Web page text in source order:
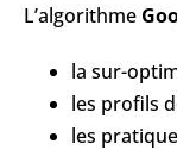
L’algorithme
la sur-
les profils
les